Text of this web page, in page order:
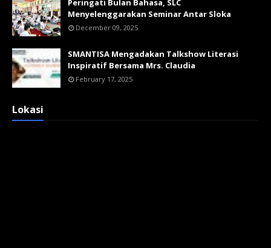
Peringati Bulan Bahasa, SLC
Menyelenggarakan Seminar Antar Sloka
December 09, 2025
SMANTISA Mengadakan Talkshow Literasi
Inspiratif Bersama Mrs. Claudia
February 17, 2025
Lokasi